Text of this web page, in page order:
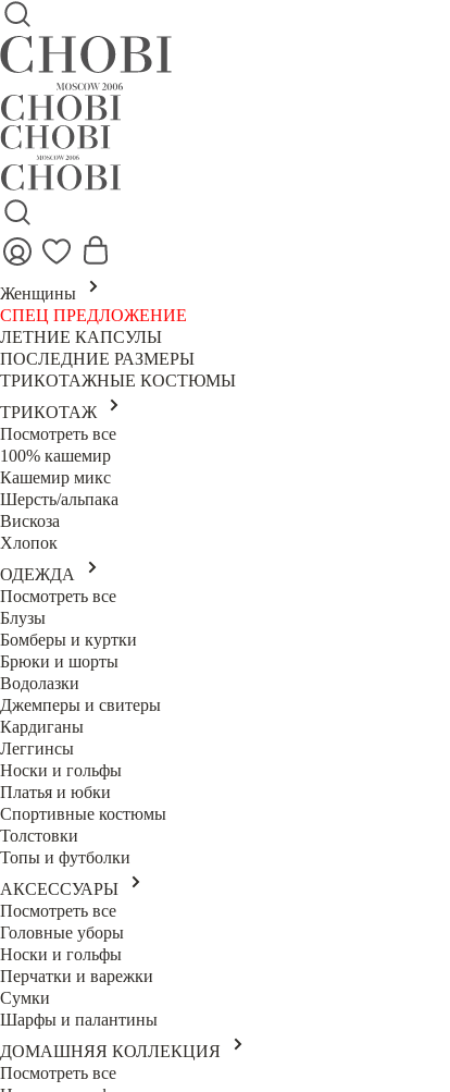
Женщины
СПЕЦ ПРЕДЛОЖЕНИЕ
ЛЕТНИЕ КАПСУЛЫ
ПОСЛЕДНИЕ РАЗМЕРЫ
ТРИКОТАЖНЫЕ КОСТЮМЫ
ТРИКОТАЖ
Посмотреть все
100% кашемир
Кашемир микс
Шерсть/альпака
Вискоза
Хлопок
ОДЕЖДА
Посмотреть все
Блузы
Бомберы и куртки
Брюки и шорты
Водолазки
Джемперы и свитеры
Кардиганы
Леггинсы
Носки и гольфы
Платья и юбки
Спортивные костюмы
Толстовки
Топы и футболки
АКСЕССУАРЫ
Посмотреть все
Головные уборы
Носки и гольфы
Перчатки и варежки
Сумки
Шарфы и палантины
ДОМАШНЯЯ КОЛЛЕКЦИЯ
Посмотреть все